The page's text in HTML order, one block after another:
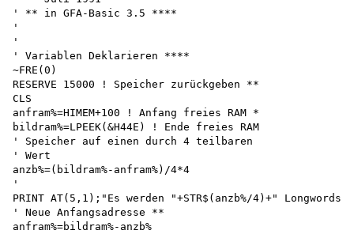
' ** in GFA-Basic 3.5 ****
'
'
' Variablen Deklarieren ****
~FRE(0)
RESERVE 15000 ! Speicher zurückgeben **
CLS
anfram%=HIMEM+100 ! Anfang freies RAM *
bildram%=LPEEK(&H44E) ! Ende freies RAM
' Speicher auf einen durch 4 teilbaren
' Wert
anzb%=(bildram%-anfram%)/4*4
'
PRINT AT(5,1);"Es werden "+STR$(anzb%/4)+" Longwords
' Neue Anfangsadresse **
anfram%=bildram%-anzb%